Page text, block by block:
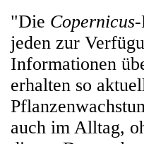
"Die Copernicus
jeden zur
Informationen
erhalten so
auch im Alltag,